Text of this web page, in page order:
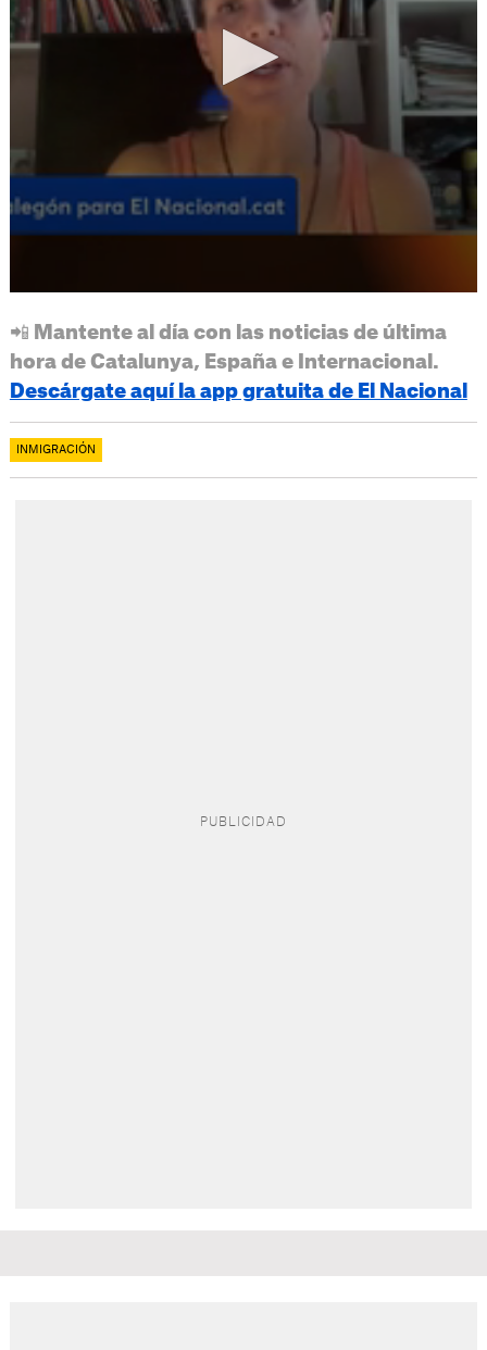
📲 Mantente al día con las noticias de última
hora de Catalunya, España e Internacional.
Descárgate aquí la app gratuita de El Nacional
INMIGRACIÓN